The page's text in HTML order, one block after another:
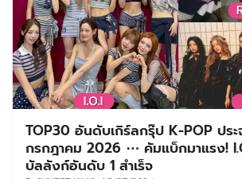
TOP30 อันดับเกิร์ลกรุ๊ป K-POP ประ
กรกฎาคม 2026 ⋯ คัมแบ็กมาแรง!
บัลลังก์อันดับ 1 สำเร็จ